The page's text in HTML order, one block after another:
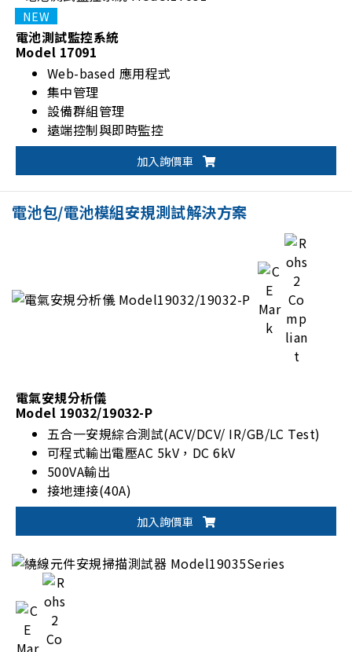
電池測試監控系統
Model 17091
Web-based 應用程式
集中管理
設備群組管理
遠端控制與即時監控
加入詢價車
電池包/電池模組安規測試解決方案
電氣安規分析儀
Model 19032/19032-P
五合一安規綜合測試(ACV/DCV/ IR/GB/LC Test)
可程式輸出電壓AC 5kV，DC 6kV
500VA輸出
接地連接(40A)
加入詢價車